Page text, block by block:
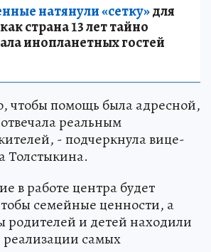
натянули «сетку»для
страна 13 лет тайно
инопланетных гостей
чтобы помощь была адресной,
реальным
- подчеркнула вице-
Толстыкина.
в работе центра будет
семейные ценности, а
родителей и детей находили
самых